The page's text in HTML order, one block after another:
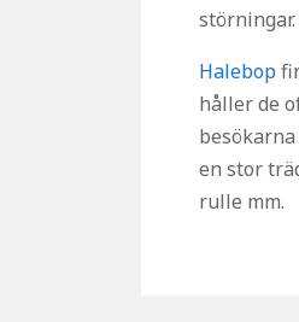
störningar.
Halebop
håller de
en stor
rulle mm.